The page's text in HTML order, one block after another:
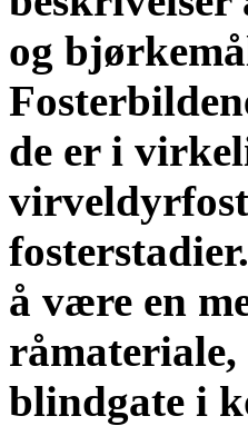
og
de er i
å være en
råmateriale,
blindgate i